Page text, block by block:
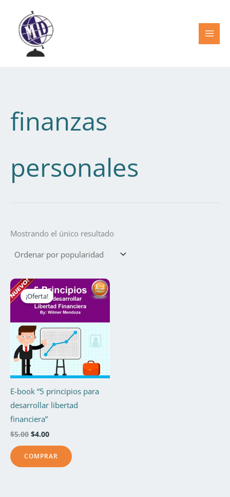
contenido
finanzas
personales
Mostrando el único resultado
¡Oferta!
E-book “5 principios para
desarrollar libertad
financiera”
$5.00
El
precio
original
era:
$5.00.
$4.00
precio
actual
es:
$4.00.
COMPRAR